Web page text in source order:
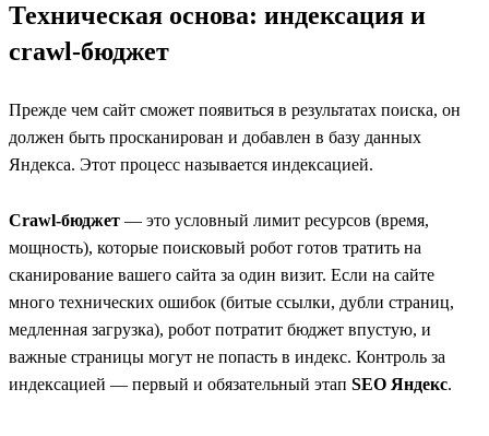
Техническая основа: индексация и
crawl-бюджет
Прежде чем сайт сможет появиться в результатах поиска, он
должен быть просканирован и добавлен в базу данных
Яндекса. Этот процесс называется индексацией.
Crawl-бюджет — это условный лимит ресурсов (время,
мощность), которые поисковый робот готов тратить на
сканирование вашего сайта за один визит. Если на сайте
много технических ошибок (битые ссылки, дубли страниц,
медленная загрузка), робот потратит бюджет впустую, и
важные страницы могут не попасть в индекс. Контроль за
индексацией — первый и обязательный этап SEO Яндекс.